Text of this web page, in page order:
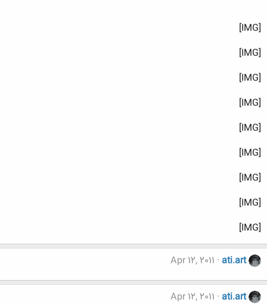
[IMG]
[IMG]
[IMG]
[IMG]
[IMG]
[IMG]
[IMG]
[IMG]
[IMG]
ati.art
Apr 12, 2011
ati.art
Apr 12, 2011